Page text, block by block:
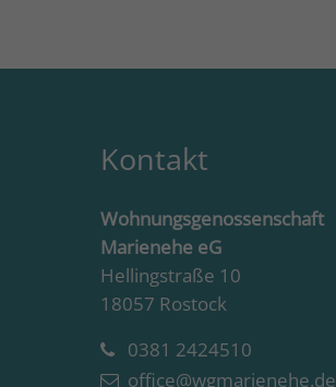
Kontakt
Wohnungsgenossenschaft
Marienehe eG
Hellingstraße 10
18057 Rostock
0381 2424510
office@wgmarienehe.de